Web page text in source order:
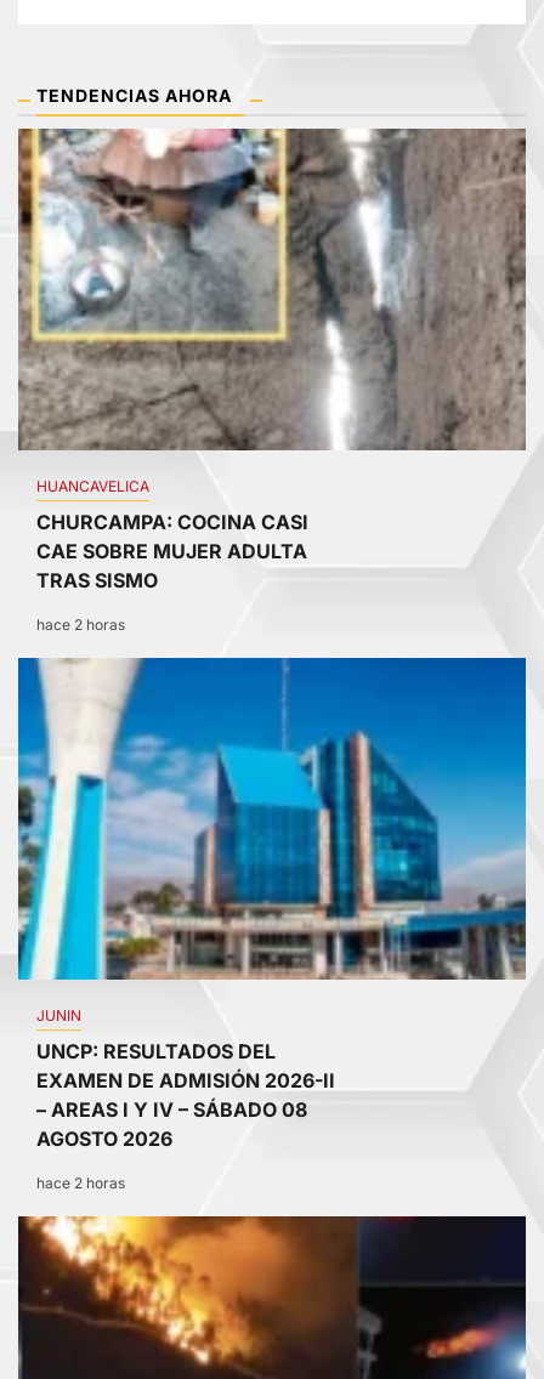
TENDENCIAS AHORA
1
HUANCAVELICA
CHURCAMPA: COCINA CASI
CAE SOBRE MUJER ADULTA
TRAS SISMO
hace 2 horas
JUNIN
UNCP: RESULTADOS DEL
EXAMEN DE ADMISIÓN 2026-II
– AREAS I Y IV – SÁBADO 08
AGOSTO 2026
hace 2 horas
3